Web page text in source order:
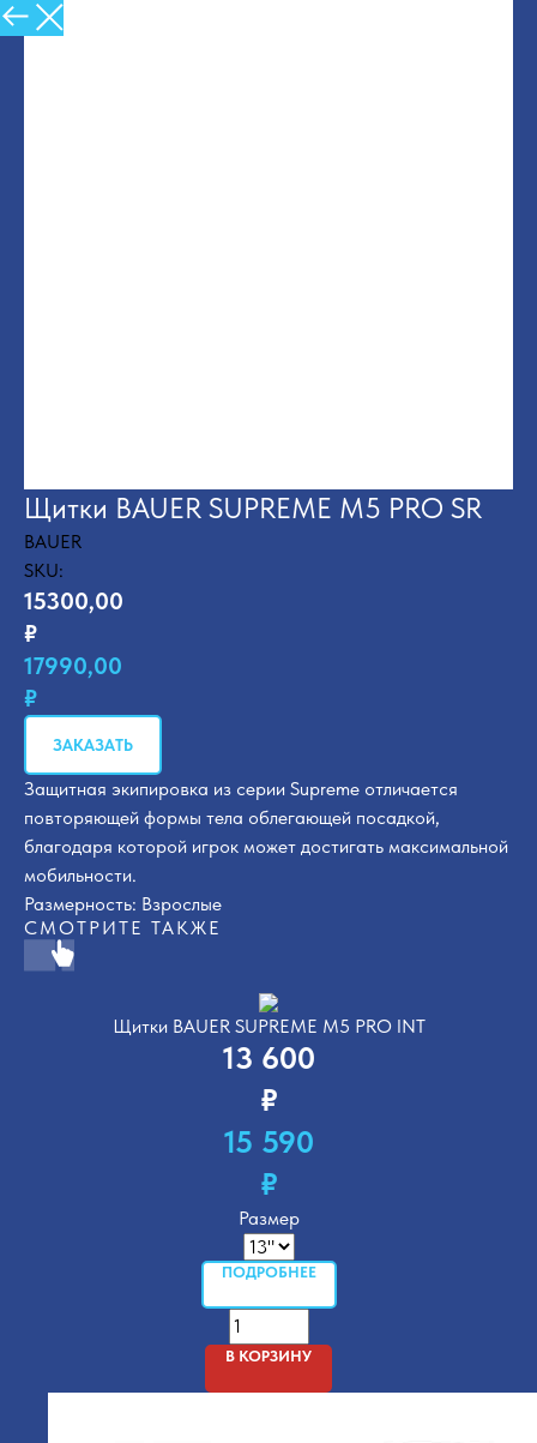
Назад в Каталог
Щитки BAUER SUPREME M5 PRO SR
BAUER
SKU:
15300,00
₽
17990,00
₽
ЗАКАЗАТЬ
Защитная экипировка из серии Supreme отличается
повторяющей формы тела облегающей посадкой,
благодаря которой игрок может достигать максимальной
мобильности.
Размерность: Взрослые
СМОТРИТЕ ТАКЖЕ
Щитки BAUER SUPREME M5 PRO INT
13 600
₽
15 590
₽
Размер
ПОДРОБНЕЕ
В КОРЗИНУ